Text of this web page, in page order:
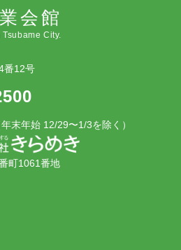
会館
City.
番12号
末年始 12/29〜1/3を除く）
町1061番地